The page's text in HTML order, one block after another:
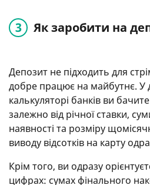
Як заробити на
Депозит не підходить для
добре працює на майбутнє. У
калькуляторі банків ви
залежно від річної ставки,
наявності та розміру
виводу відсотків на карту
Крім того, ви одразу
цифрах: сумах фінального